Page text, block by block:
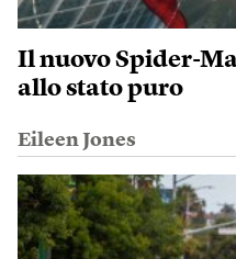
Il nuovo Spider-
allo stato puro
Eileen Jones